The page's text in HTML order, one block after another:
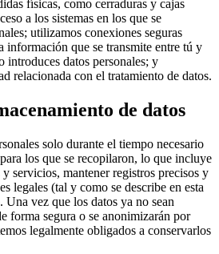
físicas, como cerraduras y cajas
a los sistemas en los que se
utilizamos conexiones seguras
información que se transmite entre tú y
introduces datos personales; y
relacionada con el tratamiento de datos.
de datos
solo durante el tiempo necesario
los que se recopilaron, lo que incluye
servicios, mantener registros precisos y
legales (tal y como se describe en esta
vez que los datos ya no sean
forma segura o se anonimizarán por
legalmente obligados a conservarlos